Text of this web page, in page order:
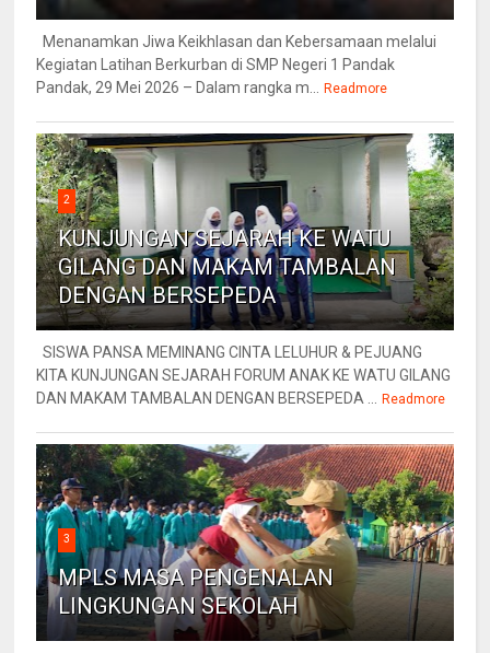
Menanamkan Jiwa Keikhlasan dan Kebersamaan melalui
Kegiatan Latihan Berkurban di SMP Negeri 1 Pandak
Pandak, 29 Mei 2026 – Dalam rangka m...
Readmore
2
KUNJUNGAN SEJARAH KE WATU
GILANG DAN MAKAM TAMBALAN
DENGAN BERSEPEDA
SISWA PANSA MEMINANG CINTA LELUHUR & PEJUANG
KITA KUNJUNGAN SEJARAH FORUM ANAK KE WATU GILANG
DAN MAKAM TAMBALAN DENGAN BERSEPEDA ...
Readmore
3
MPLS MASA PENGENALAN
LINGKUNGAN SEKOLAH